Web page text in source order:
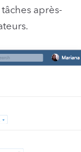
après-